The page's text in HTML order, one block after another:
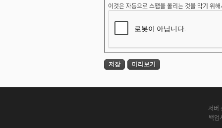
이것은 자동으로 스팸을 올리는 것을 막기 위
서버
백업